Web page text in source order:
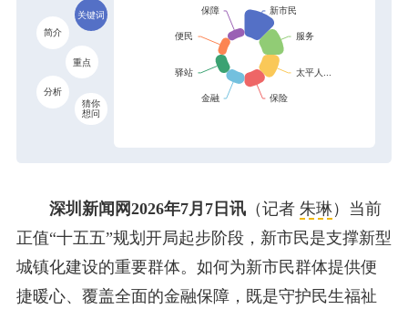
关键词
简介
重点
分析
猜你
想问
深圳新闻网2026年7月7日讯（记者 朱琳）当前
正值“十五五”规划开局起步阶段，新市民是支撑新型
城镇化建设的重要群体。如何为新市民群体提供便
捷暖心、覆盖全面的金融保障，既是守护民生福祉